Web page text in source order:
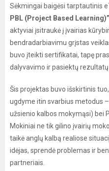
Sėkmingai baigėsi tarptautinis
PBL (Project Based Learning)”
aktyviai įsitraukė į įvairias
bendradarbiavimu grįstas
buvo įteikti sertifikatai, tapę
dalyvavimo ir pasiektų rezultatų
Šis projektas buvo išskirtinis
ugdyme itin svarbius metodus
užsienio kalbos mokymąsi) bei
Mokiniai ne tik gilino įvairių
taikė anglų kalbą realiose
idėjas, sprendė problemas ir
partneriais.